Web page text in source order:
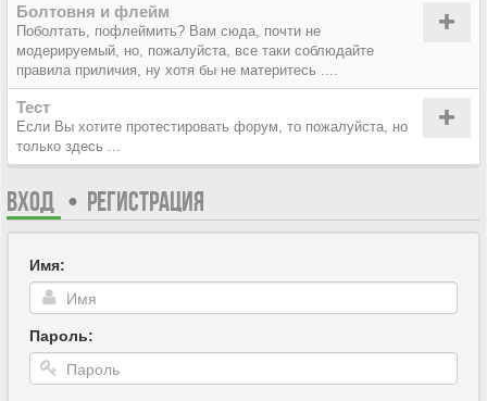
Болтовня и флейм
Поболтать, пофлеймить? Вам сюда, почти не
модерируемый, но, пожалуйста, все таки соблюдайте
правила приличия, ну хотя бы не материтесь ....
Тест
Если Вы хотите протестировать форум, то пожалуйста, но
только здесь ...
ВХОД • РЕГИСТРАЦИЯ
Имя:
Пароль: